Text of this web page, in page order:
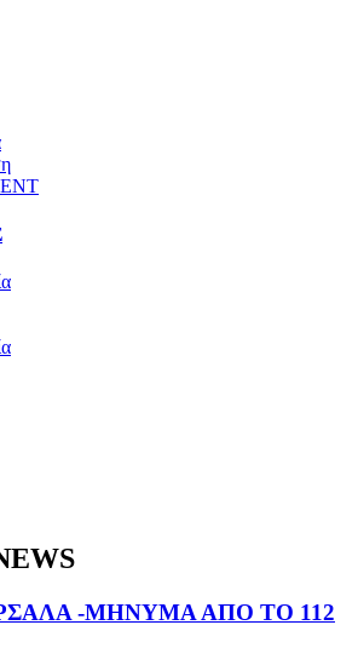
-ΜΗΝΥΜΑ ΑΠΟ ΤΟ 112